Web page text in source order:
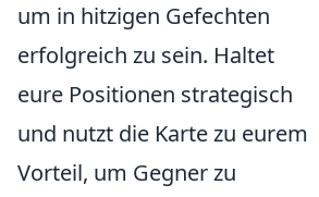
um in hitzigen Gefechten
erfolgreich zu sein. Haltet
eure Positionen strategisch
und nutzt die Karte zu eurem
Vorteil, um Gegner zu